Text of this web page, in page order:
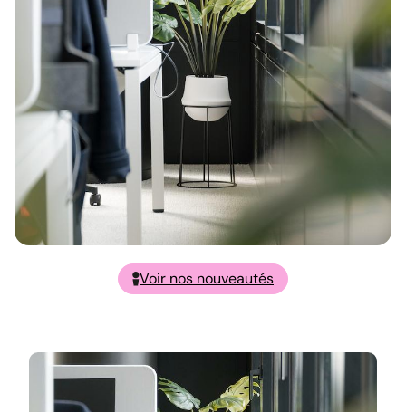
Voir nos nouveautés